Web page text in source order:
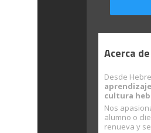
Acerca
Desde
cultura
Nos
alumno o
renueva y